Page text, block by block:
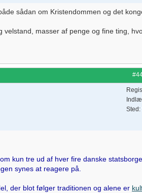
sådan om Kristendommen og det
masser af penge og fine ting,
kun tre ud af hver fire danske
synes at reagere på.
der blot følger traditionen og alene er